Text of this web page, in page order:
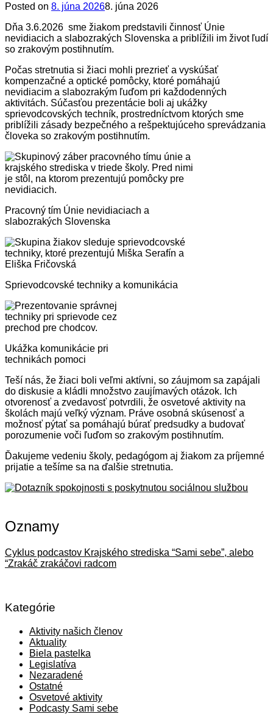
Posted on 8. júna 20268. júna 2026
Dňa 3.6.2026 sme žiakom predstavili činnosť Únie
nevidiacich a slabozrakých Slovenska a priblížili im život ľudí
so zrakovým postihnutím.
Počas stretnutia si žiaci mohli prezrieť a vyskúšať
kompenzačné a optické pomôcky, ktoré pomáhajú
nevidiacim a slabozrakým ľuďom pri každodenných
aktivitách. Súčasťou prezentácie boli aj ukážky
sprievodcovských techník, prostredníctvom ktorých sme
priblížili zásady bezpečného a rešpektujúceho sprevádzania
človeka so zrakovým postihnutím.
Pracovný tím Únie nevidiaciach a
slabozrakých Slovenska
Sprievodcovské techniky a komunikácia
Ukážka komunikácie pri
technikách pomoci
Teší nás, že žiaci boli veľmi aktívni, so záujmom sa zapájali
do diskusie a kládli množstvo zaujímavých otázok. Ich
otvorenosť a zvedavosť potvrdili, že osvetové aktivity na
školách majú veľký význam. Práve osobná skúsenosť a
možnosť pýtať sa pomáhajú búrať predsudky a budovať
porozumenie voči ľuďom so zrakovým postihnutím.
Ďakujeme vedeniu školy, pedagógom aj žiakom za príjemné
prijatie a tešíme sa na ďalšie stretnutia.
Oznamy
Cyklus podcastov Krajského strediska “Sami sebe”, alebo
“Zrakáč zrakáčovi radcom
Kategórie
Aktivity našich členov
Aktuality
Biela pastelka
Legislatíva
Nezaradené
Ostatné
Osvetové aktivity
Podcasty Sami sebe